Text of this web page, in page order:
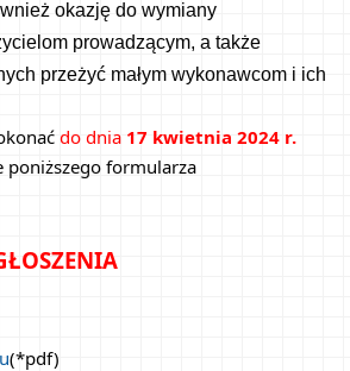
okazję do wymiany
prowadzącym, a także
przeżyć małym wykonawcom i ich
do dnia 17 kwietnia 2024 r.
poniższego formularza
(*pdf)